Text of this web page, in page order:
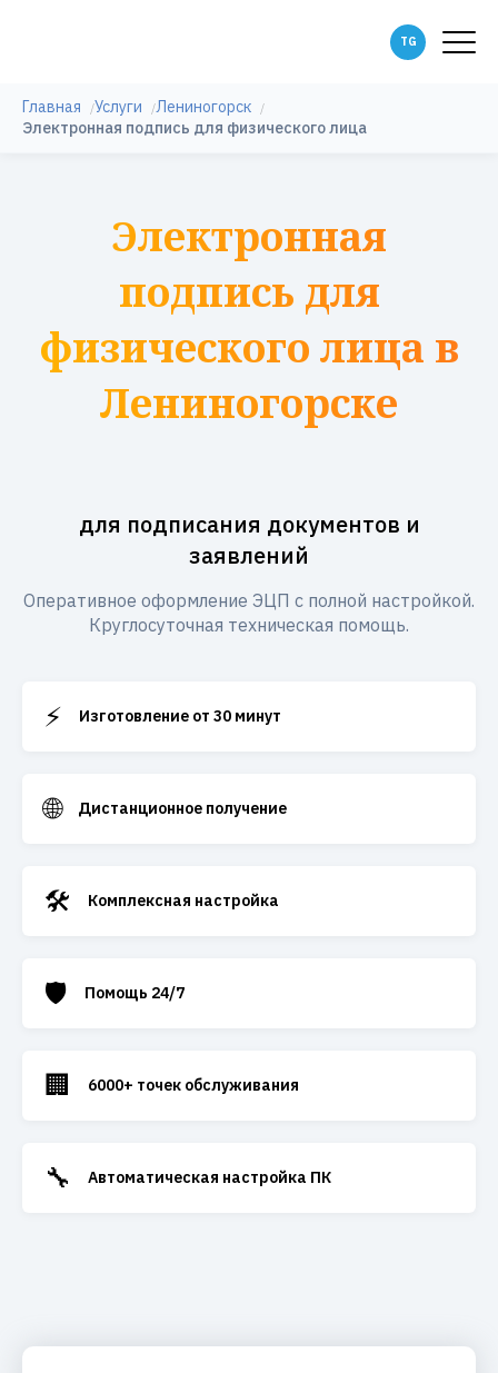
Главная Услуги
Лениногорск
Электронная подпись для физического лица
Электронная
подпись для
физического лица в
Лениногорске
для подписания документов и
заявлений
Оперативное оформление ЭЦП с полной настройкой.
Круглосуточная техническая помощь.
⚡ Изготовление от 30 минут
🌐 Дистанционное получение
🛠️ Комплексная настройка
🛡️ Помощь 24/7
🏢 6000+ точек обслуживания
🔧 Автоматическая настройка ПК